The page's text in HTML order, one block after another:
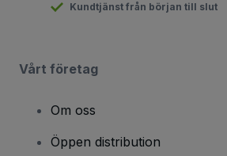
Kundtjänst från början till slut
Vårt företag
Om oss
Öppen distribution